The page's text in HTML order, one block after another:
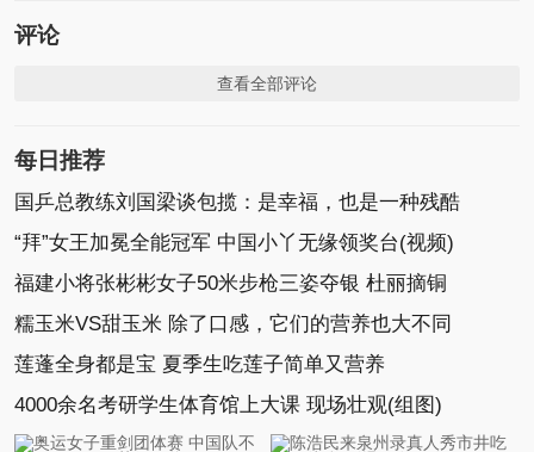
评论
查看全部评论
每日推荐
国乒总教练刘国梁谈包揽：是幸福，也是一种残酷
“拜”女王加冕全能冠军 中国小丫无缘领奖台(视频)
福建小将张彬彬女子50米步枪三姿夺银 杜丽摘铜
糯玉米VS甜玉米 除了口感，它们的营养也大不同
莲蓬全身都是宝 夏季生吃莲子简单又营养
4000余名考研学生体育馆上大课 现场壮观(组图)